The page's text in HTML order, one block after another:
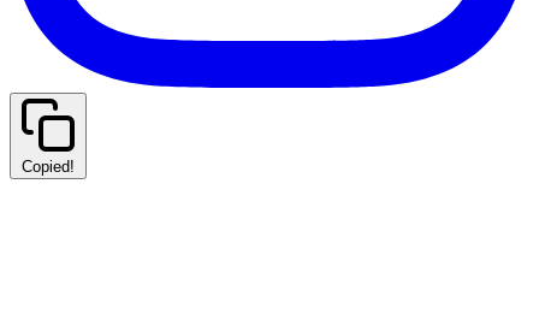
Copied!